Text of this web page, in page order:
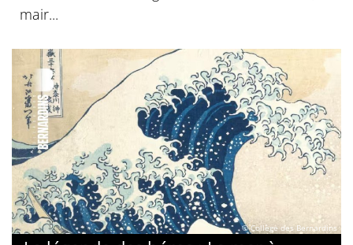
mair...
© Collège des Bernardins